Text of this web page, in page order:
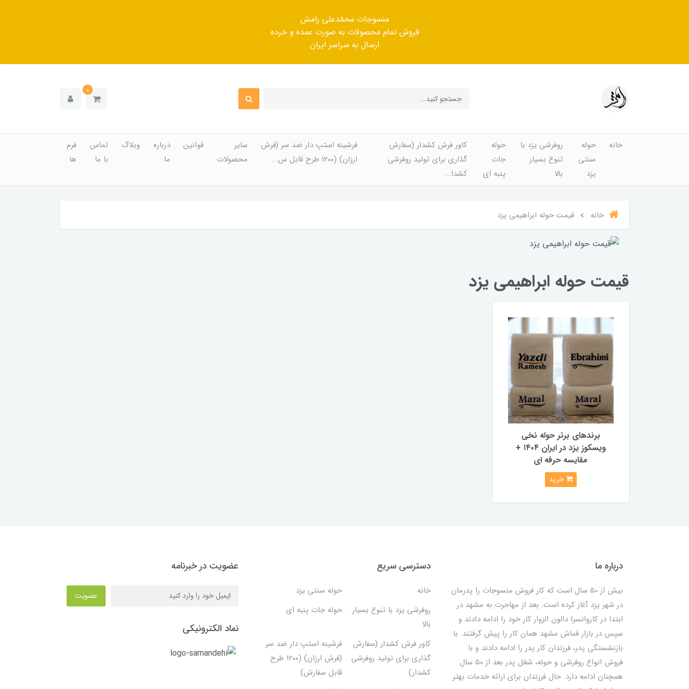
منسوجات محمّدعلی رامش
فروش تمام محصولات به صورت عمده و خرده
ارسال به سراسر ایران
0
خانه
حوله
سنتی
یزد
روفرشی یزد با
تنوع بسیار
بالا
حوله
جات
پنبه ای
کاور فرش کشدار (سفارش
گذاری برای تولید روفرشی
کشدا...
فرشینه استپ دار ضد سر (فرش
ارزان) (۱۲۰۰ طرح قابل س...
سایر
محصولات
قوانین
درباره
ما
وبلاگ
تماس
با ما
فرم
ها
خانه قیمت حوله ابراهیمی یزد
قیمت حوله ابراهیمی یزد
برندهای برتر حوله نخی
ویسکوز یزد در ایران ۱۴۰۴ +
مقایسه حرفه ای
خرید
درباره ما
بیش از 50 سال است که کار فروش منسوجات را پدرمان
در شهر یزد آغاز کرده است. بعد از مهاجرت به مشهد در
ابتدا در کاروانسرا دالون الزوار کار خود را ادامه دادند و
سپس در بازار قماش مشهد همان کار را پیش گرفتند. با
بازنشستگی پدر، فرزندان کار پدر را ادامه دادند و با
فروش انواع روفرشی و حوله، شغل پدر بعد از 50 سال
همچنان ادامه دارد. حال فرزندان برای ارائه خدمات بهتر
دسترسی سریع
خانه
حوله سنتی یزد
روفرشی یزد با تنوع بسیار
بالا
حوله جات پنبه ای
کاور فرش کشدار (سفارش
گذاری برای تولید روفرشی
کشدار)
فرشینه استپ دار ضد سر
(فرش ارزان) (۱۲۰۰ طرح
قابل سفارش)
عضویت در خبرنامه
عضویت
نماد الکترونیکی